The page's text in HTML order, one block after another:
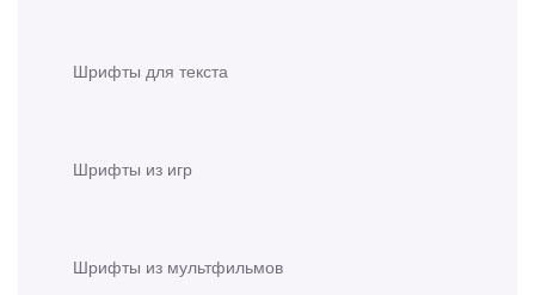
Шрифты для текста
Шрифты из игр
Шрифты из мультфильмов